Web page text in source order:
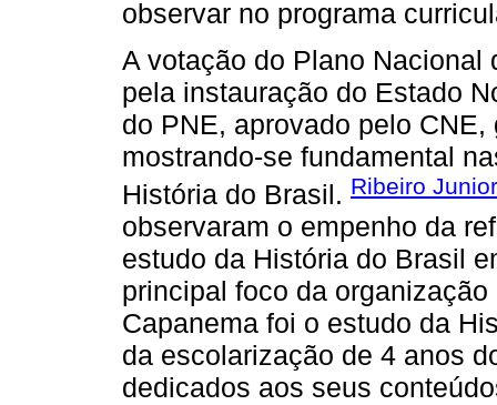
observar no programa
A votação do Plano Nacional
pela instauração do Estado
do PNE, aprovado pelo
mostrando-se fundamental
História do Brasil. Ribeiro
observaram o empenho da
estudo da História do Brasil
principal foco da
Capanema foi o estudo da
da escolarização de 4 anos
dedicados aos seus